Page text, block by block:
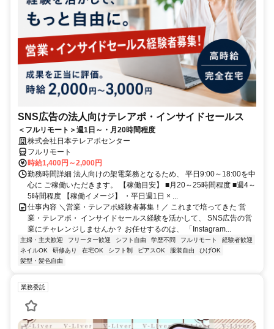
SNS広告の法人向けテレアポ・インサイドセールス
＜フルリモート＞週1日～・月20時間程度
株式会社日本テレアポセンター
フルリモート
時給1,400円～2,000円
勤務時間詳細 法人向けの架電業務となるため、 平日9:00～18:00を中
心に ご稼働いただきます。 【稼働目安】 ■月20～25時間程度 ■週4～
5時間程度 【稼働イメージ】 ・平日週1日 × ...
仕事内容 ＼営業・テレアポ経験者募集！／ これまで培ってきた 営
業・テレアポ・ インサイドセールス経験を活かして、 SNS広告の営
業にチャレンジしませんか？ お任せするのは、 「Instagram...
主婦・主夫歓迎 フリーター歓迎 シフト自由 学歴不問 フルリモート
経験者歓迎
ネイルOK
研修あり 在宅OK シフト制 ピアスOK 服装自由
ひげOK
髪型・髪色自由
業務委託